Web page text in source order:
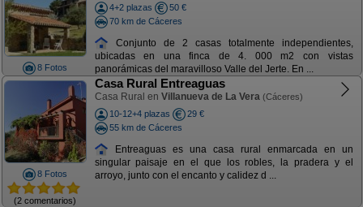
8 Fotos
4+2 plazas
50 €
70 km de Cáceres
Conjunto de 2 casas totalmente independientes,
ubicadas en una finca de 4. 000 m2 con vistas
panorámicas del maravilloso Valle del Jerte. En ...
8 Fotos
(2 comentarios)
Casa Rural Entreaguas
Casa Rural en Villanueva de La Vera (Cáceres)
10-12+4 plazas
29 €
55 km de Cáceres
Entreaguas es una casa rural enmarcada en un
singular paisaje en el que los robles, la pradera y el
arroyo, junto con el encanto y calidez d ...